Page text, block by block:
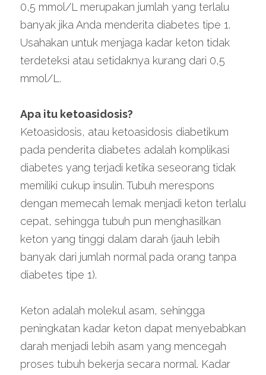
0,5 mmol/L merupakan jumlah yang terlalu
banyak jika Anda menderita diabetes tipe 1.
Usahakan untuk menjaga kadar keton tidak
terdeteksi atau setidaknya kurang dari 0,5
mmol/L.
Apa itu ketoasidosis?
Ketoasidosis, atau ketoasidosis diabetikum
pada penderita diabetes adalah komplikasi
diabetes yang terjadi ketika seseorang tidak
memiliki cukup insulin. Tubuh merespons
dengan memecah lemak menjadi keton terlalu
cepat, sehingga tubuh pun menghasilkan
keton yang tinggi dalam darah (jauh lebih
banyak dari jumlah normal pada orang tanpa
diabetes tipe 1).
Keton adalah molekul asam, sehingga
peningkatan kadar keton dapat menyebabkan
darah menjadi lebih asam yang mencegah
proses tubuh bekerja secara normal. Kadar